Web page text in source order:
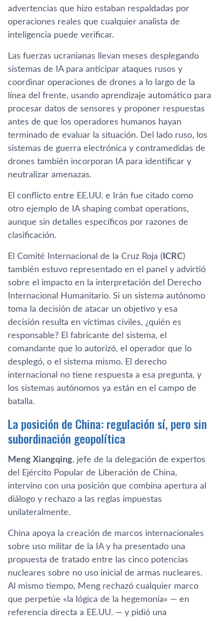
advertencias que hizo estaban respaldadas por
operaciones reales que cualquier analista de
inteligencia puede verificar.
Las fuerzas ucranianas llevan meses desplegando
sistemas de IA para anticipar ataques rusos y
coordinar operaciones de drones a lo largo de la
línea del frente, usando aprendizaje automático para
procesar datos de sensores y proponer respuestas
antes de que los operadores humanos hayan
terminado de evaluar la situación. Del lado ruso, los
sistemas de guerra electrónica y contramedidas de
drones también incorporan IA para identificar y
neutralizar amenazas.
El conflicto entre EE.UU. e Irán fue citado como
otro ejemplo de IA shaping combat operations,
aunque sin detalles específicos por razones de
clasificación.
El Comité Internacional de la Cruz Roja ( ICRC)
también estuvo representado en el panel y advirtió
sobre el impacto en la interpretación del Derecho
Internacional Humanitario. Si un sistema autónomo
toma la decisión de atacar un objetivo y esa
decisión resulta en víctimas civiles, ¿quién es
responsable? El fabricante del sistema, el
comandante que lo autorizó, el operador que lo
desplegó, o el sistema mismo. El derecho
internacional no tiene respuesta a esa pregunta, y
los sistemas autónomos ya están en el campo de
batalla.
La posición de China: regulación sí, pero sin
subordinación geopolítica
Meng Xiangqing, jefe de la delegación de expertos
del Ejército Popular de Liberación de China,
intervino con una posición que combina apertura al
diálogo y rechazo a las reglas impuestas
unilateralmente.
China apoya la creación de marcos internacionales
sobre uso militar de la IA y ha presentado una
propuesta de tratado entre las cinco potencias
nucleares sobre no uso inicial de armas nucleares.
Al mismo tiempo, Meng rechazó cualquier marco
que perpetúe «la lógica de la hegemonía» — en
referencia directa a EE.UU. — y pidió una